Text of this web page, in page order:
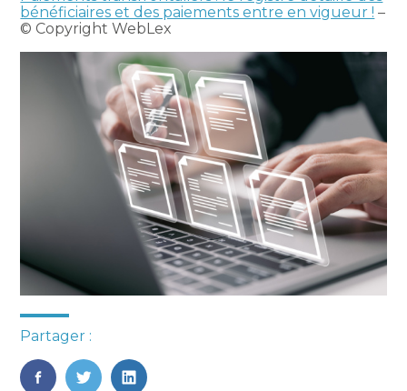
bénéficiaires et des paiements entre en vigueur ! –
© Copyright WebLex
Partager :